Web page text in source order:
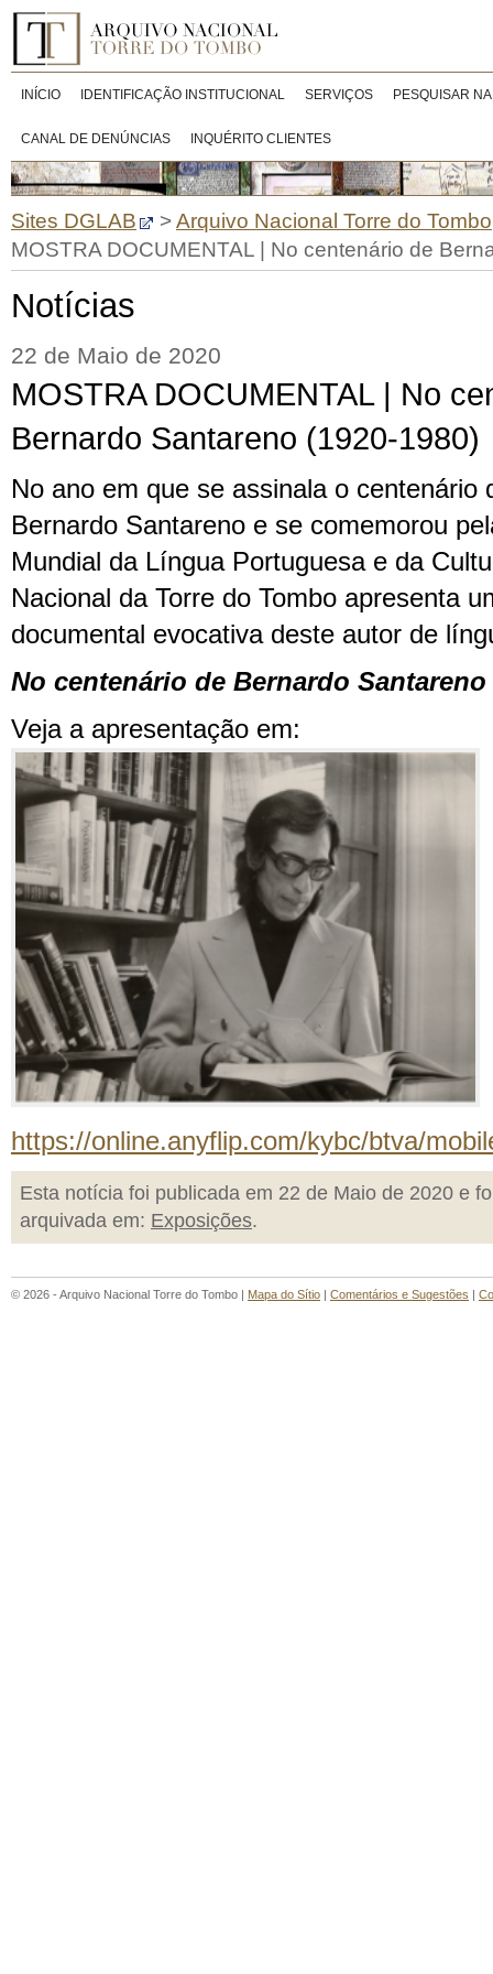
INÍCIO IDENTIFICAÇÃO INSTITUCIONAL SERVIÇOS PESQUISAR
CANAL DE DENÚNCIAS INQUÉRITO CLIENTES
Sites DGLAB >Arquivo Nacional Torre do Tombo
MOSTRA DOCUMENTAL | No centenário de
Notícias
22 de Maio de 2020
MOSTRA DOCUMENTAL | No
Bernardo Santareno (1920-1980)
No ano em que se assinala o centenário
Bernardo Santareno e se comemorou
Mundial da Língua Portuguesa e da
Nacional da Torre do Tombo apresenta
documental evocativa deste autor de
No centenário de Bernardo Santareno
Veja a apresentação em:
https://online.anyflip.com/kybc/btva/
Esta notícia foi publicada em 22 de Maio de 2020 e
arquivada em: Exposições.
© 2026 - Arquivo Nacional Torre do Tombo | Mapa do Sítio | Comentários e Sugestões |